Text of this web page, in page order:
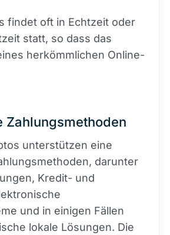
findet oft in Echtzeit oder
statt, so dass das
herkömmlichen Online-
Zahlungsmethoden
unterstützen eine
darunter
Kredit- und
und in einigen Fällen
lokale Lösungen. Die